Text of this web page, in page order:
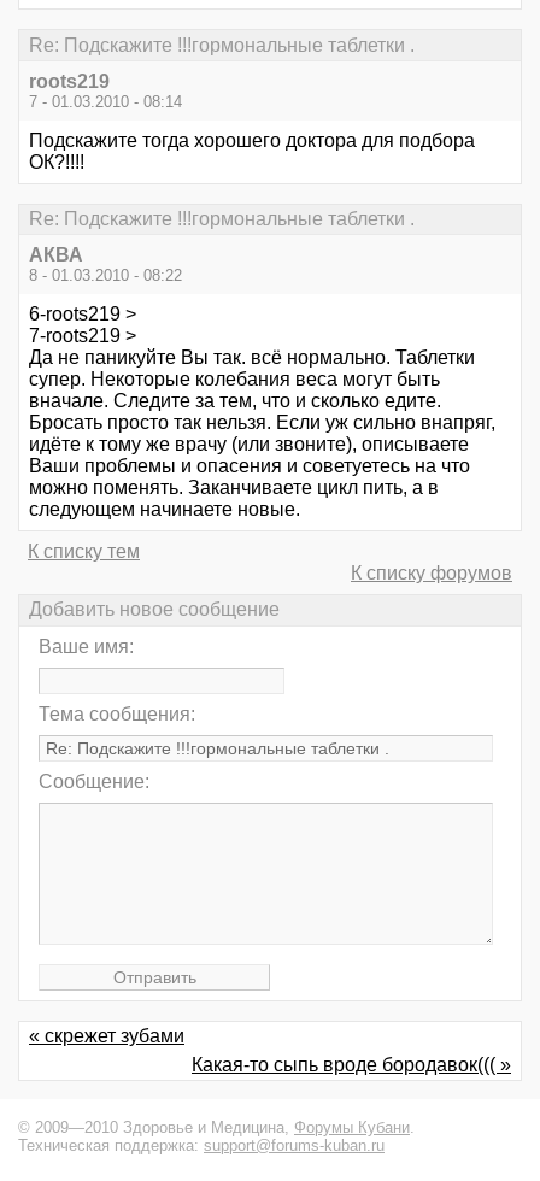
Re: Подскажите !!!гормональные таблетки .
roots219
7 - 01.03.2010 - 08:14
Подскажите тогда хорошего доктора для подбора
ОК?!!!!
Re: Подскажите !!!гормональные таблетки .
АКВА
8 - 01.03.2010 - 08:22
6-roots219 >
7-roots219 >
Да не паникуйте Вы так. всё нормально. Таблетки
супер. Некоторые колебания веса могут быть
вначале. Следите за тем, что и сколько едите.
Бросать просто так нельзя. Если уж сильно внапряг,
идёте к тому же врачу (или звоните), описываете
Ваши проблемы и опасения и советуетесь на что
можно поменять. Заканчиваете цикл пить, а в
следующем начинаете новые.
К списку тем
К списку форумов
Добавить новое сообщение
Ваше имя:
Тема сообщения:
Сообщение:
« скрежет зубами
Какая-то сыпь вроде бородавок((( »
© 2009—2010 Здоровье и Медицина, Форумы Кубани.
Техническая поддержка: support@forums-kuban.ru